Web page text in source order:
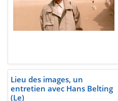
Lieu des images, un
entretien avec Hans Belting
(Le)